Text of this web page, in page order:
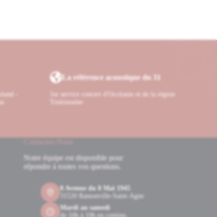
-
La référence acoustique du 31
1er service concert d'Occitanie et de la région
Toulousaine
Notre équipe est disponible pour
répondre à toutes vos questions.
8 Avenue du 8 Mai 1945
31520 Ramonville-Saint-Agne
Mardi au samedi
de 10h à 19h en continu